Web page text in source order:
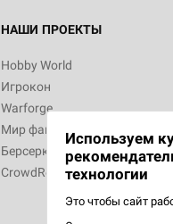
НАШИ ПРОЕКТЫ
Hobby World
Игрокон
Warforge
Мир фантастики
Берсерк
CrowdRepublic
Используем
технологии
Это чтобы сайт